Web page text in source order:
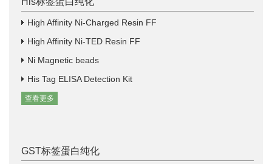
High Affinity Ni-Charged Resin FF
High Affinity Ni-TED Resin FF
Ni Magnetic beads
His Tag ELISA Detection Kit
查看更多
GST标签蛋白纯化